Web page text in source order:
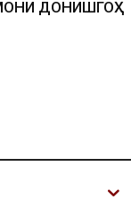
ДОНИШГОҲ